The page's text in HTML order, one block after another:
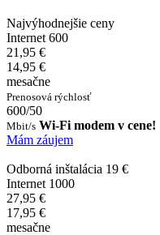
Najvýhodnejšie ceny
Internet 600
21,95 €
14,95 €
mesačne
Prenosová rýchlosť
600/50
Mbit/s Wi-Fi modem v cene!
Mám záujem
Odborná inštalácia 19 €
Internet 1000
27,95 €
17,95 €
mesačne